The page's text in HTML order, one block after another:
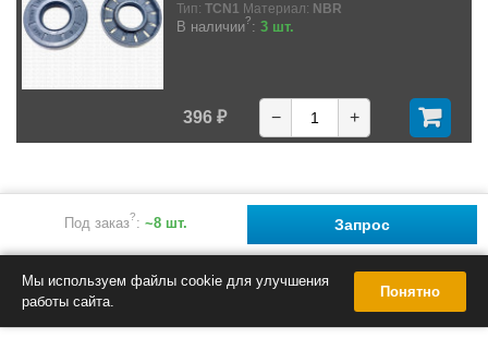
Под заказ?: ~8 шт. Запрос
Тип: TCN1 Материал: NBR
В наличии?: 3 шт.
396 ₽ − +
Мы используем файлы cookie для улучшения
работы сайта.
Понятно